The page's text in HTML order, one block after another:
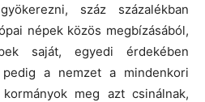
száz százalékban
népek közös megbízásából,
saját, egyedi érdekében
a nemzet a mindenkori
meg azt csinálnak,